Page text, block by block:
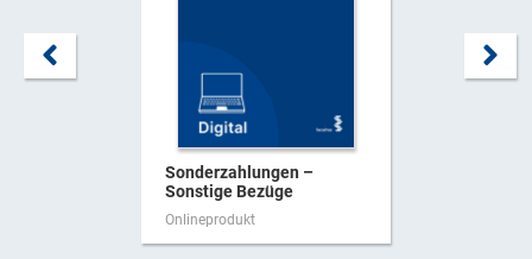
Sonderzahlungen –
Sonstige Bezüge
Onlineprodukt